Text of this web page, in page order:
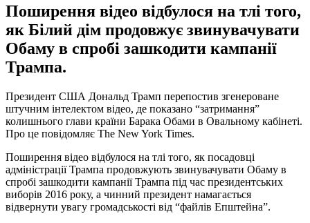
Поширення відео відбулося на тлі того,
як Білий дім продовжує звинувачувати
Обаму в спробі зашкодити кампанії
Трампа.
Президент США Дональд Трамп перепостив згенероване
штучним інтелектом відео, де показано “затримання”
колишнього глави країни Барака Обами в Овальному кабінеті.
Про це повідомляє The New York Times.
Поширення відео відбулося на тлі того, як посадовці
адміністрації Трампа продовжують звинувачувати Обаму в
спробі зашкодити кампанії Трампа під час президентських
виборів 2016 року, а чинний президент намагається
відвернути увагу громадськості від “файлів Епштейна”.